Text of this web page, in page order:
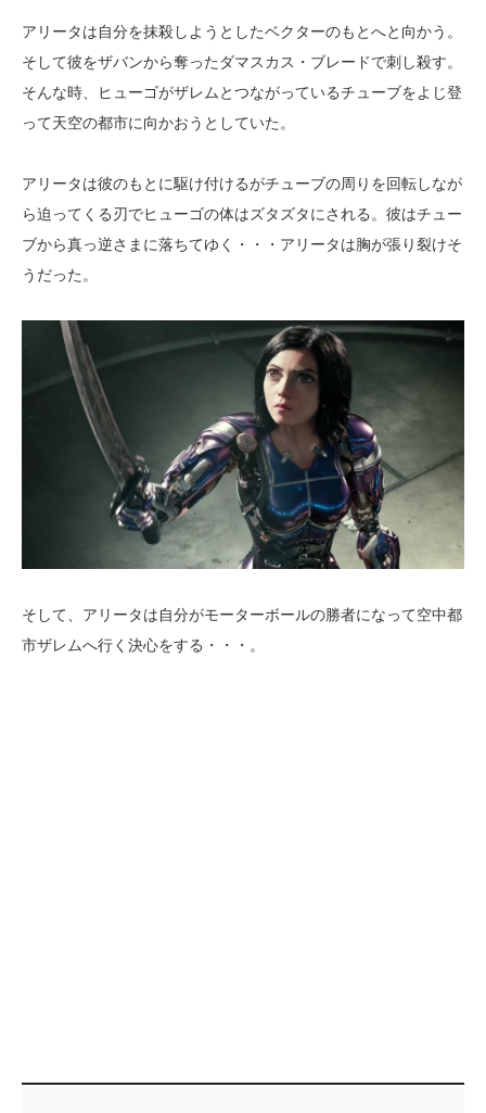
アリータは自分を抹殺しようとしたベクターのもとへと向かう。
そして彼をザバンから奪ったダマスカス・ブレードで刺し殺す。
そんな時、ヒューゴがザレムとつながっているチューブをよじ登
って天空の都市に向かおうとしていた。
アリータは彼のもとに駆け付けるがチューブの周りを回転しなが
ら迫ってくる刃でヒューゴの体はズタズタにされる。彼はチュー
ブから真っ逆さまに落ちてゆく・・・アリータは胸が張り裂けそ
うだった。
そして、アリータは自分がモーターボールの勝者になって空中都
市ザレムへ行く決心をする・・・。